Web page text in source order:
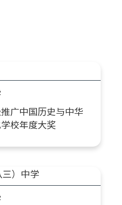
广中国历史与中华
校年度大奖
）中学